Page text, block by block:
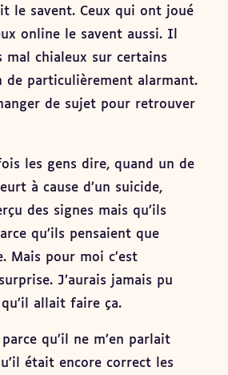
le savent. Ceux qui ont joué
online le savent aussi. Il
mal chialeux sur certains
de particulièrement alarmant.
de sujet pour retrouver
les gens dire, quand un de
à cause d’un suicide,
des signes mais qu’ils
qu’ils pensaient que
Mais pour moi c’est
J’aurais jamais pu
allait faire ça.
parce qu’il ne m’en parlait
était encore correct les